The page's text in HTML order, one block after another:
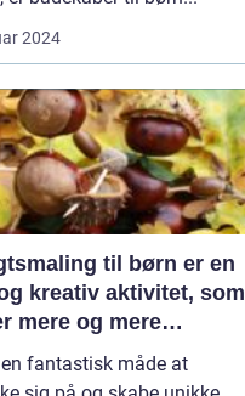
2024
til børn er en
kreativ aktivitet, som
mere og mere
blandt både børn
fantastisk måde at